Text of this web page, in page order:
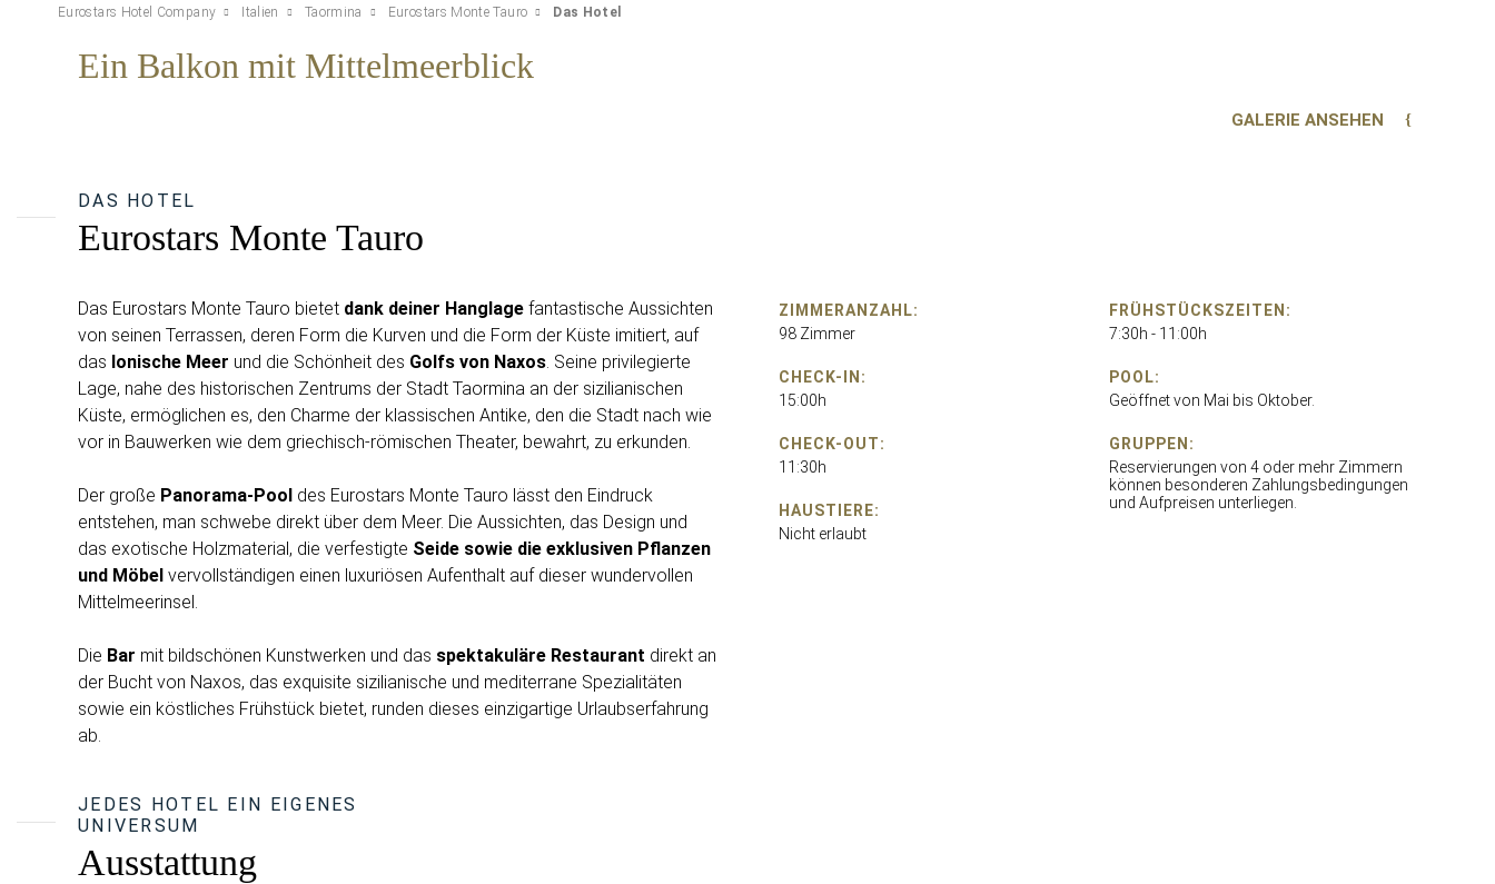
Eurostars Hotel Company Italien Taormina Eurostars Monte Tauro Das Hotel
Ein Balkon mit Mittelmeerblick
GALERIE ANSEHEN
DAS HOTEL
Eurostars Monte Tauro
Das Eurostars Monte Tauro bietet dank deiner Hanglage fantastische Aussichten
von seinen Terrassen, deren Form die Kurven und die Form der Küste imitiert, auf
das Ionische Meer und die Schönheit des Golfs von Naxos. Seine privilegierte
Lage, nahe des historischen Zentrums der Stadt Taormina an der sizilianischen
Küste, ermöglichen es, den Charme der klassischen Antike, den die Stadt nach wie
vor in Bauwerken wie dem griechisch-römischen Theater, bewahrt, zu erkunden.
Der große Panorama-Pool des Eurostars Monte Tauro lässt den Eindruck
entstehen, man schwebe direkt über dem Meer. Die Aussichten, das Design und
das exotische Holzmaterial, die verfestigte Seide sowie die exklusiven Pflanzen
und Möbel vervollständigen einen luxuriösen Aufenthalt auf dieser wundervollen
Mittelmeerinsel.
Die Bar mit bildschönen Kunstwerken und das spektakuläre Restaurant direkt an
der Bucht von Naxos, das exquisite sizilianische und mediterrane Spezialitäten
sowie ein köstliches Frühstück bietet, runden dieses einzigartige Urlaubserfahrung
ab.
ZIMMERANZAHL:
98 Zimmer
CHECK-IN:
15:00h
CHECK-OUT:
11:30h
HAUSTIERE:
Nicht erlaubt
FRÜHSTÜCKSZEITEN:
7:30h - 11:00h
POOL:
Geöffnet von Mai bis Oktober.
GRUPPEN:
Reservierungen von 4 oder mehr Zimmern
können besonderen Zahlungsbedingungen
und Aufpreisen unterliegen.
JEDES HOTEL EIN EIGENES
UNIVERSUM
Ausstattung